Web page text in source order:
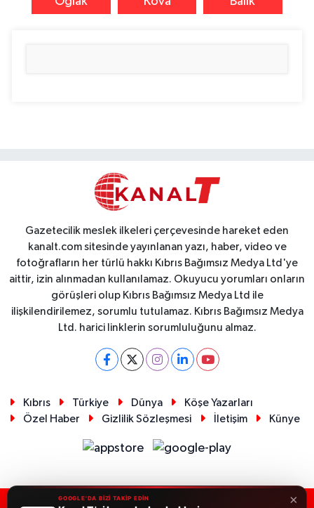
Gazetecilik meslek ilkeleri çerçevesinde hareket eden
kanalt.com sitesinde yayınlanan yazı, haber, video ve
fotoğrafların her türlü hakkı Kıbrıs Bağımsız Medya Ltd'ye
aittir, izin alınmadan kullanılamaz. Okuyucu yorumları onların
görüşleri olup Kıbrıs Bağımsız Medya Ltd ile
ilişkilendirilemez, sorumlu tutulamaz. Kıbrıs Bağımsız Medya
Ltd. harici linklerin sorumluluğunu almaz.
Kıbrıs Türkiye Dünya
Köşe Yazarları
Özel Haber
Gizlilik Sözleşmesi İletişim Künye
×
GOOGLE'DA BİZİ TAKİP EDİN